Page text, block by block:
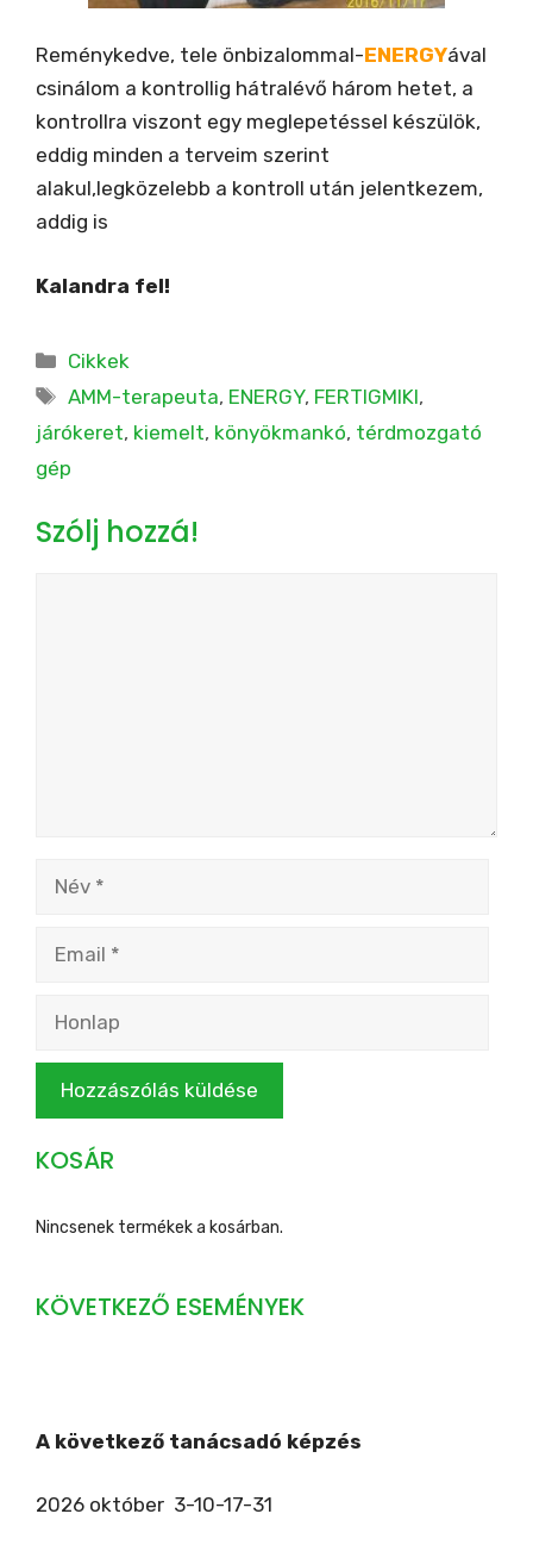
Reménykedve, tele önbizalommal-ENERGYával
csinálom a kontrollig hátralévő három hetet, a
kontrollra viszont egy meglepetéssel készülök,
eddig minden a terveim szerint
alakul,legközelebb a kontroll után jelentkezem,
addig is
Kalandra fel!
Kategória
Cikkek
Címkék
AMM-terapeuta, ENERGY, FERTIGMIKI,
járókeret, kiemelt, könyökmankó, térdmozgató
gép
Szólj hozzá!
Név
Email
Honlap
KOSÁR
Nincsenek termékek a kosárban.
KÖVETKEZŐ ESEMÉNYEK
A következő tanácsadó képzés
2026 október 3-10-17-31